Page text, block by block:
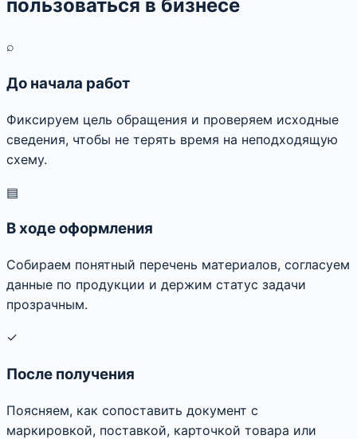
пользоваться в бизнесе
⌕
До начала работ
Фиксируем цель обращения и проверяем исходные
сведения, чтобы не терять время на неподходящую
схему.
▤
В ходе оформления
Собираем понятный перечень материалов, согласуем
данные по продукции и держим статус задачи
прозрачным.
✓
После получения
Поясняем, как сопоставить документ с
маркировкой, поставкой, карточкой товара или